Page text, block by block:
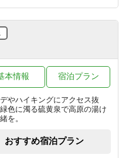
/人/泊 ～
やハイキングにアクセス抜
色に濁る硫黄泉で高原の湯け
を。
本情報 宿泊プラン
おすすめ宿泊プラン